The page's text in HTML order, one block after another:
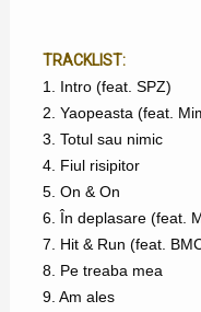
TRACKLIST:
1. Intro (feat. SPZ)
2. Yaopeasta (feat.
3. Totul sau nimic
4. Fiul risipitor
5. On & On
6. În deplasare (feat.
7. Hit & Run (feat.
8. Pe treaba mea
9. Am ales